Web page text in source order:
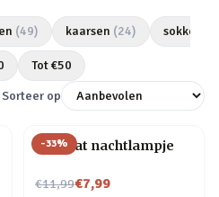
(49) kaarsen (24) sokken
Tot €50
Sorteer op
-33%
Mini kat nachtlampje
€11,99
Nu voor€7,99